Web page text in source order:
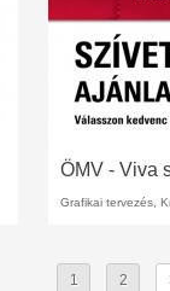
ÖMV - Viva
Grafikai tervezés,
1 2